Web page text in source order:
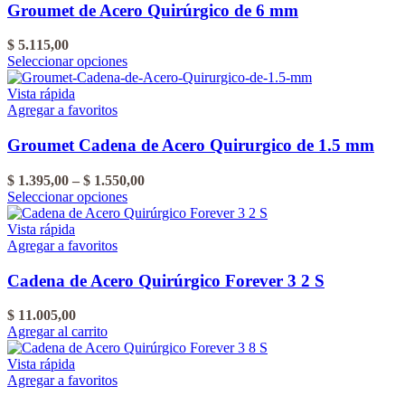
producto
$ 2.015,00
Las
opciones
pueden
elegir
en
producto
Groumet de Acero Quirúrgico de 6 mm
$ 5.115,00
Seleccionar opcionesEste
producto
Las
se
pueden
elegir
en
del
producto
Vista rápida
Agregar a favoritos
Groumet Cadena de Acero Quirurgico de 1.5 mm
$ 1.395,00 – $ 1.550,00Rango
precios:
$ 1.550,00
Seleccionar opcionesEste
producto
Las
opciones
elegir
en
Vista rápida
Agregar a favoritos
Cadena de Acero Quirúrgico Forever 3 2 S
$ 11.005,00
Agregar al carrito
Vista rápida
Agregar a favoritos